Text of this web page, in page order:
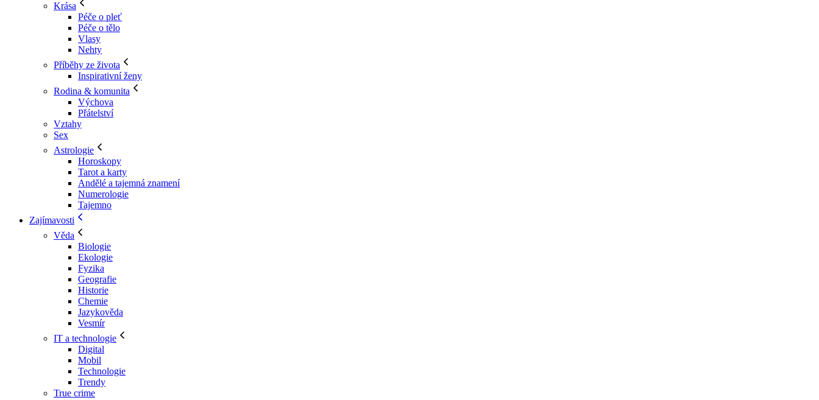
Krása
Péče o pleť
Péče o tělo
Vlasy
Nehty
Příběhy ze života
Inspirativní ženy
Rodina & komunita
Výchova
Přátelství
Vztahy
Sex
Astrologie
Horoskopy
Tarot a karty
Andělé a tajemná znamení
Numerologie
Tajemno
Zajímavosti
Věda
Biologie
Ekologie
Fyzika
Geografie
Historie
Chemie
Jazykověda
Vesmír
IT a technologie
Digital
Mobil
Technologie
Trendy
True crime